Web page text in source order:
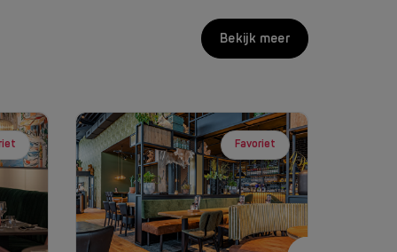
Bekijk meer
Favoriet